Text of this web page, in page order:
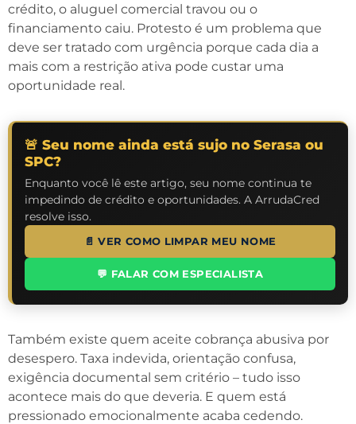
crédito, o aluguel comercial travou ou o
financiamento caiu. Protesto é um problema que
deve ser tratado com urgência porque cada dia a
mais com a restrição ativa pode custar uma
oportunidade real.
🚨 Seu nome ainda está sujo no Serasa ou
SPC?
Enquanto você lê este artigo, seu nome continua te
impedindo de crédito e oportunidades. A ArrudaCred
resolve isso.
📄 VER COMO LIMPAR MEU NOME
💬 FALAR COM ESPECIALISTA
Também existe quem aceite cobrança abusiva por
desespero. Taxa indevida, orientação confusa,
exigência documental sem critério – tudo isso
acontece mais do que deveria. E quem está
pressionado emocionalmente acaba cedendo.